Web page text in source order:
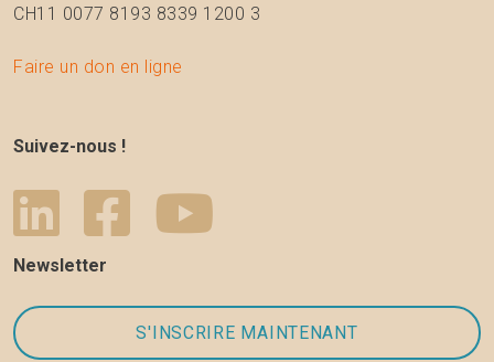
CH11 0077 8193 8339 1200 3
Faire un don en ligne
Suivez-nous !
Newsletter